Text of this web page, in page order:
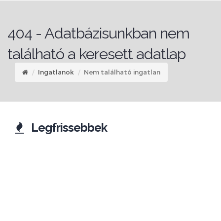
404 - Adatbázisunkban nem
található a keresett adatlap
Ingatlanok Nem található ingatlan
Legfrissebbek